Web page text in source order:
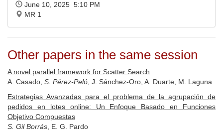
June 10, 2025 5:10 PM
MR 1
Other papers in the same session
A novel parallel framework for Scatter Search
A. Casado, S. Pérez-Peló , J. Sánchez-Oro, A. Duarte, M. Laguna
Estrategias Avanzadas para el problema de la agrupación de
pedidos en lotes online: Un Enfoque Basado en Funciones
Objetivo Compuestas
S. Gil Borrás , E. G. Pardo